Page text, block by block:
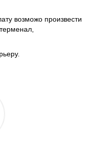
возможо произвести